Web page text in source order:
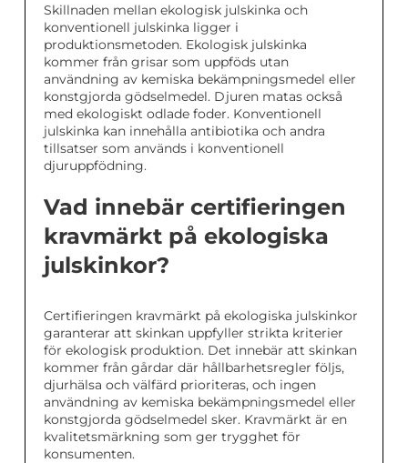
Skillnaden mellan ekologisk julskinka och
konventionell julskinka ligger i
produktionsmetoden. Ekologisk julskinka
kommer från grisar som uppföds utan
användning av kemiska bekämpningsmedel eller
konstgjorda gödselmedel. Djuren matas också
med ekologiskt odlade foder. Konventionell
julskinka kan innehålla antibiotika och andra
tillsatser som används i konventionell
djuruppfödning.
Vad innebär certifieringen
kravmärkt på ekologiska
julskinkor?
Certifieringen kravmärkt på ekologiska julskinkor
garanterar att skinkan uppfyller strikta kriterier
för ekologisk produktion. Det innebär att skinkan
kommer från gårdar där hållbarhetsregler följs,
djurhälsa och välfärd prioriteras, och ingen
användning av kemiska bekämpningsmedel eller
konstgjorda gödselmedel sker. Kravmärkt är en
kvalitetsmärkning som ger trygghet för
konsumenten.